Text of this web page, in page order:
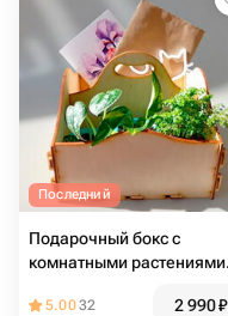
Последний
Подарочный бокс с
комнатными растениями
5.0032 2 990₽